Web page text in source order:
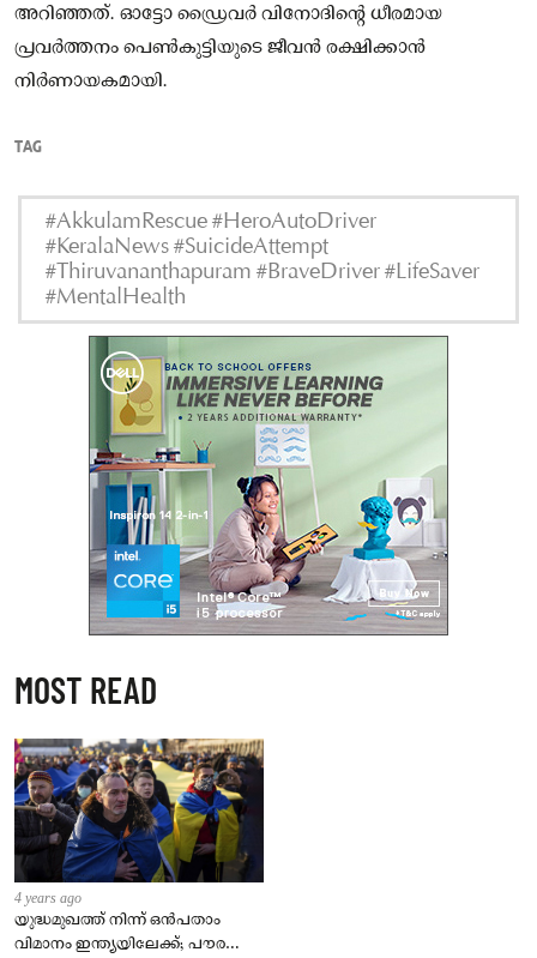
അറിഞ്ഞത്. ഓട്ടോ ഡ്രൈവർ വിനോദിൻ്റെ ധീരമായ
പ്രവർത്തനം പെൺകുട്ടിയുടെ ജീവൻ രക്ഷിക്കാൻ
നിർണായകമായി.
TAG
#AkkulamRescue #HeroAutoDriver
#KeralaNews #SuicideAttempt
#Thiruvananthapuram #BraveDriver #LifeSaver
#MentalHealth
MOST READ
4 years ago
യുദ്ധമുഖത്ത് നിന്ന് ഒൻപതാം
വിമാനം ഇന്ത്യയിലേക്ക്; പൗരന്മാർ